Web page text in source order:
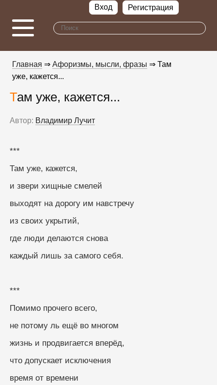
Вход Регистрация
Главная ⇒ Афоризмы, мысли, фразы ⇒ Там
уже, кажется...
Там уже, кажется...
Автор: Владимир Лучит
***
Там уже, кажется,
и звери хищные смелей
выходят на дорогу им навстречу
из своих укрытий,
где люди делаются снова
каждый лишь за самого себя.
***
Помимо прочего всего,
не потому ль ещё во многом
жизнь и продвигается вперёд,
что допускает исключения
время от времени